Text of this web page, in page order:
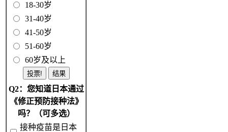
18-30岁
31-40岁
41-50岁
51-60岁
60岁及以上
Q2：您知道日本通过
《修正预防接种法》
吗？（可多选）
接种疫苗是日本